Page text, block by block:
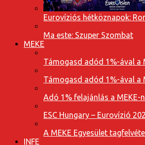
Eurovíziós hétköznapok:
Ma este: Szuper Szombat
MEKE
Támogasd adód 1%-ával a
Támogasd adód 1%-ával a
Adó 1% felajánlás a MEKE-
ESC Hungary – Eurovízió
A MEKE Egyesület
INFE